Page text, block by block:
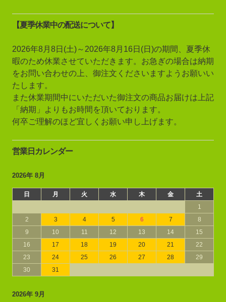
【夏季休業中の配送について】
2026年8月8日(土)～2026年8月16日(日)の期間、夏季休
暇のため休業させていただきます。お急ぎの場合は納期
をお問い合わせの上、御注文くださいますようお願いい
たします。
また休業期間中にいただいた御注文の商品お届けは上記
「納期」よりもお時間を頂いております。
何卒ご理解のほど宜しくお願い申し上げます。
営業日カレンダー
2026年 8月
日 月 火 水 木 金
土
1
2
3 4 5 6 7
8
9
10 11 12 13 14
15
16
17 18 19 20 21
22
23
24 25 26 27 28
29
30
31
2026年 9月